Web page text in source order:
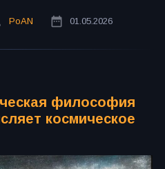
PoAN 01.05.2026
философия
космическое